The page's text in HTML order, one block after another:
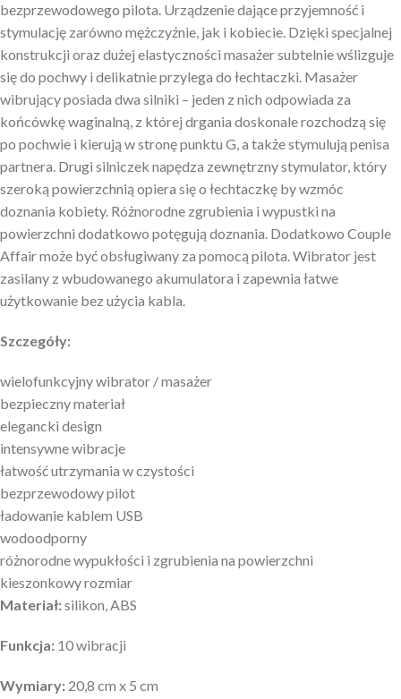
bezprzewodowego pilota. Urządzenie dające przyjemność i
stymulację zarówno mężczyźnie, jak i kobiecie. Dzięki specjalnej
konstrukcji oraz dużej elastyczności masażer subtelnie wślizguje
się do pochwy i delikatnie przylega do łechtaczki. Masażer
wibrujący posiada dwa silniki – jeden z nich odpowiada za
końcówkę waginalną, z której drgania doskonale rozchodzą się
po pochwie i kierują w stronę punktu G, a także stymulują penisa
partnera. Drugi silniczek napędza zewnętrzny stymulator, który
szeroką powierzchnią opiera się o łechtaczkę by wzmóc
doznania kobiety. Różnorodne zgrubienia i wypustki na
powierzchni dodatkowo potęgują doznania. Dodatkowo Couple
Affair może być obsługiwany za pomocą pilota. Wibrator jest
zasilany z wbudowanego akumulatora i zapewnia łatwe
użytkowanie bez użycia kabla.
Szczegóły:
wielofunkcyjny wibrator / masażer
bezpieczny materiał
elegancki design
intensywne wibracje
łatwość utrzymania w czystości
bezprzewodowy pilot
ładowanie kablem USB
wodoodporny
różnorodne wypukłości i zgrubienia na powierzchni
kieszonkowy rozmiar
Materiał:silikon, ABS
Funkcja: 10 wibracji
Wymiary: 20,8 cm x 5 cm